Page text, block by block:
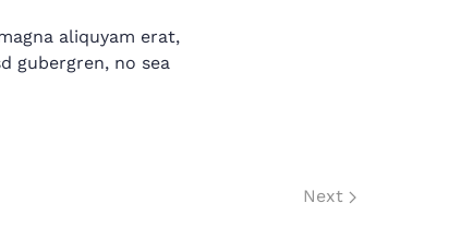
aliquyam erat,
gubergren, no sea
Next